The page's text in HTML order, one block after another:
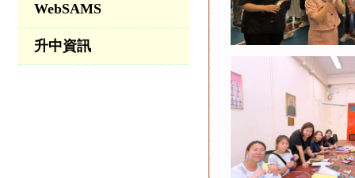
WebSAMS
升中資訊